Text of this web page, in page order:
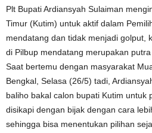
Plt Bupati Ardiansyah Sulaiman
Timur (Kutim) untuk aktif dalam
mendatang dan tidak menjadi golput,
di Pilbup mendatang merupakan putra
Saat bertemu dengan masyarakat
Bengkal, Selasa (26/5) tadi,
baliho bakal calon bupati Kutim untuk
disikapi dengan bijak dengan cara
sehingga bisa menentukan pilihan